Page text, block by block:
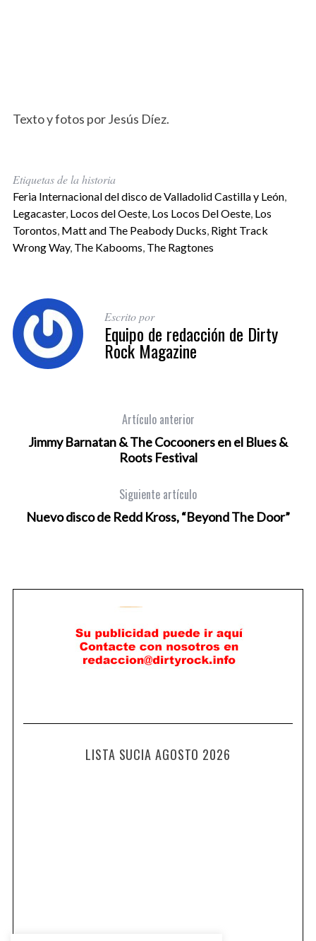
Texto y fotos por Jesús Díez.
Etiquetas de la historia
Feria Internacional del disco de Valladolid Castilla y León,
Legacaster, Locos del Oeste, Los Locos Del Oeste, Los
Torontos, Matt and The Peabody Ducks, Right Track
Wrong Way, The Kabooms, The Ragtones
Escrito por
Equipo de redacción de Dirty
Rock Magazine
Artículo anterior
Jimmy Barnatan & The Cocooners en el Blues &
Roots Festival
Siguiente artículo
Nuevo disco de Redd Kross, “Beyond The Door”
LISTA SUCIA AGOSTO 2026